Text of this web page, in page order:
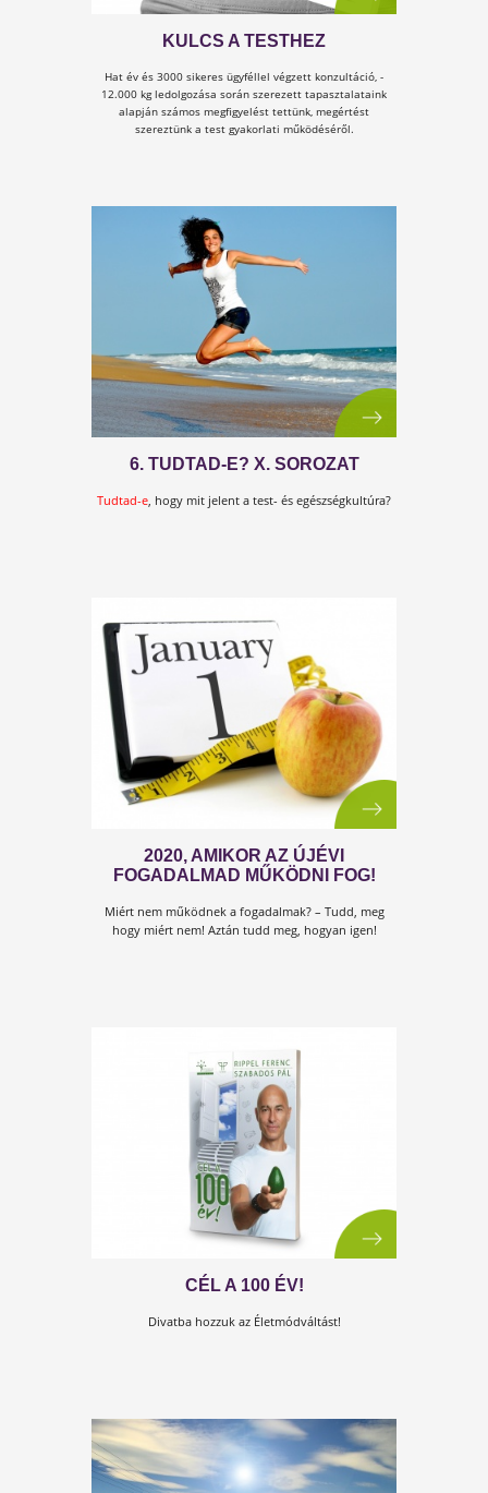
MIÉRT VAN SZÜKSÉGE A
SZERVEZETÜNKNEK
A mangán egy olyan ásványi anyag, amelyre az
emberi szervezetnek igen kis mennyiségben van
szüksége, de...
KINEK SZÓL A KULCS AZ
IMMUNRENDSZERHEZ?
Ez a könyvünk ismét egy válasz arra a temérdek
kaptunk...
ragasztót jelent. Ez jól mutatja, hogy a kollagén az,
ami „összeragasztja” a test sejtjeit, szöveteit.